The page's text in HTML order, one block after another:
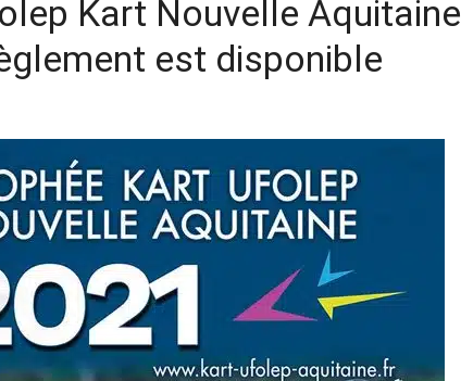
Kart Nouvelle Aquitaine
est disponible